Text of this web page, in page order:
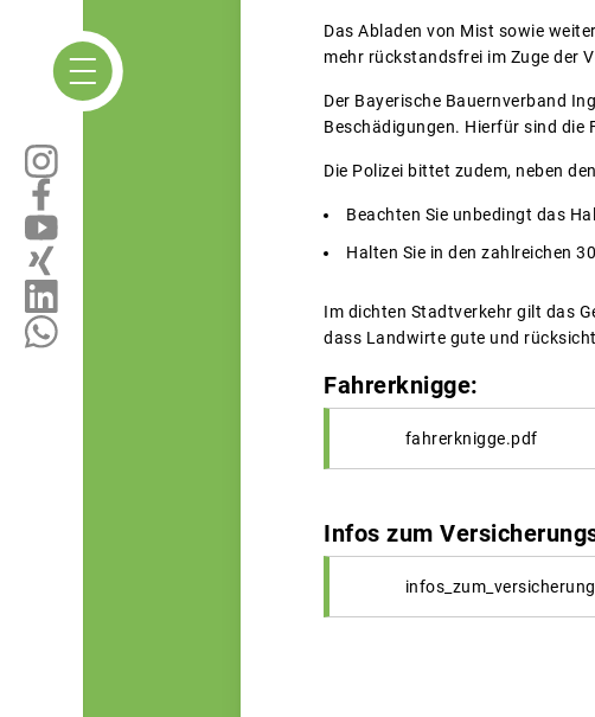
Das Abladen von Mist sowie
mehr rückstandsfrei im Zuge der
Der Bayerische Bauernverband
Beschädigungen. Hierfür sind
Die Polizei bittet zudem, neben
Beachten Sie unbedingt das
Halten Sie in den zahlreichen
Im dichten Stadtverkehr gilt das
dass Landwirte gute und
Fahrerknigge:
fahrerknigge.pdf
Infos zum